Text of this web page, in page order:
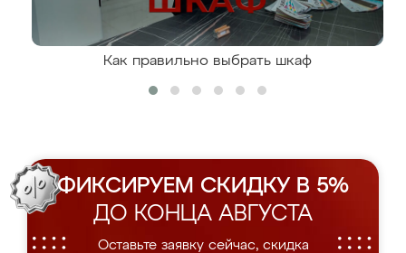
Как правильно выбрать шкаф
ФИКСИРУЕМ СКИДКУ В 5%
ДО КОНЦА АВГУСТА
Оставьте заявку сейчас, скидка